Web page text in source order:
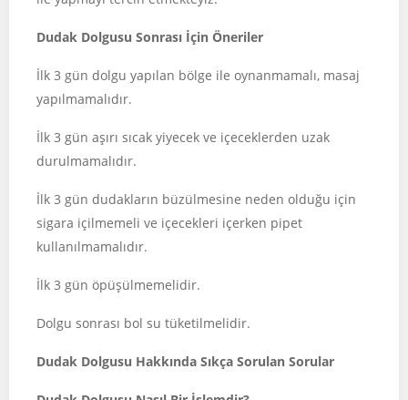
Dudak Dolgusu Sonrası İçin Öneriler
İlk 3 gün dolgu yapılan bölge ile oynanmamalı, masaj
yapılmamalıdır.
İlk 3 gün aşırı sıcak yiyecek ve içeceklerden uzak
durulmamalıdır.
İlk 3 gün dudakların büzülmesine neden olduğu için
sigara içilmemeli ve içecekleri içerken pipet
kullanılmamalıdır.
İlk 3 gün öpüşülmemelidir.
Dolgu sonrası bol su tüketilmelidir.
Dudak Dolgusu Hakkında Sıkça Sorulan Sorular